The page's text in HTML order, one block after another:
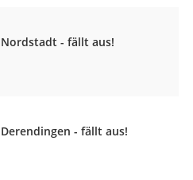
- fällt aus!
- fällt aus!